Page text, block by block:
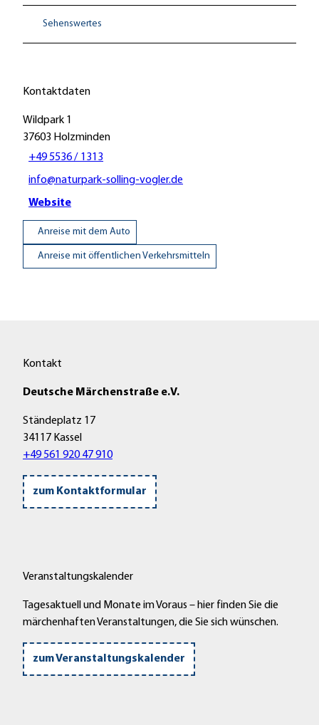
Sehenswertes
Kontaktdaten
Wildpark 1
37603 Holzminden
+49 5536 / 1313
info@naturpark-solling-vogler.de
Website
Anreise mit dem Auto
Anreise mit öffentlichen Verkehrsmitteln
Kontakt
Deutsche Märchenstraße e.V.
Ständeplatz 17
34117 Kassel
+49 561 920 47 910
zum Kontaktformular
Veranstaltungskalender
Tagesaktuell und Monate im Voraus – hier finden Sie die
märchenhaften Veranstaltungen, die Sie sich wünschen.
zum Veranstaltungskalender